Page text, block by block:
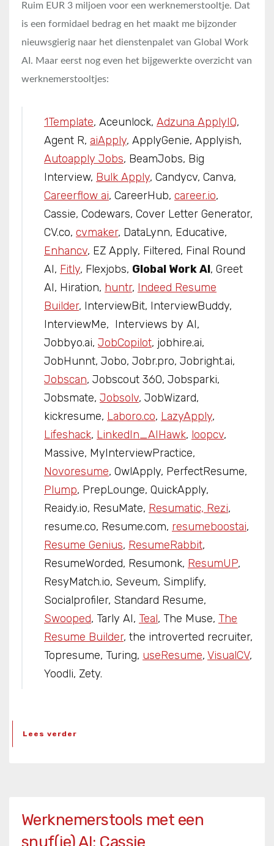
Ruim EUR 3 miljoen voor een werknemerstooltje. Dat
is een formidael bedrag en het maakt me bijzonder
nieuwsgierig naar het dienstenpalet van Global Work
AI. Maar eerst nog even het bijgewerkte overzicht van
werknemerstooltjes:
1Template, Aceunlock, Adzuna ApplyIQ,
Agent R, aiApply, ApplyGenie, Applyish,
Autoapply Jobs, BeamJobs, Big
Interview, Bulk Apply, Candycv, Canva,
Careerflow ai, CareerHub, career.io,
Cassie, Codewars, Cover Letter Generator,
CV.co, cvmaker, DataLynn, Educative,
Enhancv, EZ Apply, Filtered, Final Round
AI, Fitly, Flexjobs, Global Work AI, Greet
AI, Hiration, huntr, Indeed Resume
Builder, InterviewBit, InterviewBuddy,
InterviewMe, Interviews by AI,
Jobbyo.ai, JobCopilot, jobhire.ai,
JobHunnt, Jobo, Jobr.pro, Jobright.ai,
Jobscan, Jobscout 360, Jobsparki,
Jobsmate, Jobsolv, JobWizard,
kickresume, Laboro.co, LazyApply,
Lifeshack, LinkedIn_AIHawk, loopcv,
Massive, MyInterviewPractice,
Novoresume, OwlApply, PerfectResume,
Plump, PrepLounge, QuickApply,
Reaidy.io, ResuMate, Resumatic, Rezi,
resume.co, Resume.com, resumeboostai,
Resume Genius, ResumeRabbit,
ResumeWorded, Resumonk, ResumUP,
ResyMatch.io, Seveum, Simplify,
Socialprofiler, Standard Resume,
Swooped, Tarly AI, Teal, The Muse, The
Resume Builder, the introverted recruiter,
Topresume, Turing, useResume, VisualCV,
Yoodli, Zety.
Lees verder
Werknemerstools met een
snuf(je) AI: Cassie